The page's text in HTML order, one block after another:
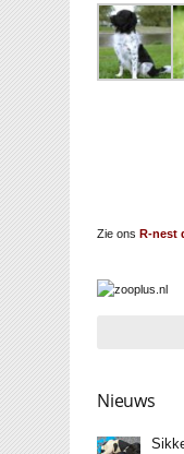
Zie ons R-nest
Nieuws